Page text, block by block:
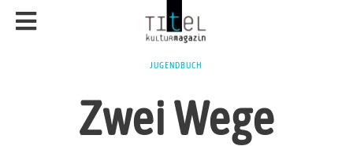
JUGENDBUCH
Zwei Wege